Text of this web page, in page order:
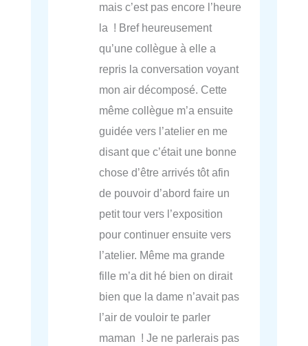
mais c’est pas encore l’heure
la ! Bref heureusement
qu’une collègue à elle a
repris la conversation voyant
mon air décomposé. Cette
même collègue m’a ensuite
guidée vers l’atelier en me
disant que c’était une bonne
chose d’être arrivés tôt afin
de pouvoir d’abord faire un
petit tour vers l’exposition
pour continuer ensuite vers
l’atelier. Même ma grande
fille m’a dit hé bien on dirait
bien que la dame n’avait pas
l’air de vouloir te parler
maman ! Je ne parlerais pas